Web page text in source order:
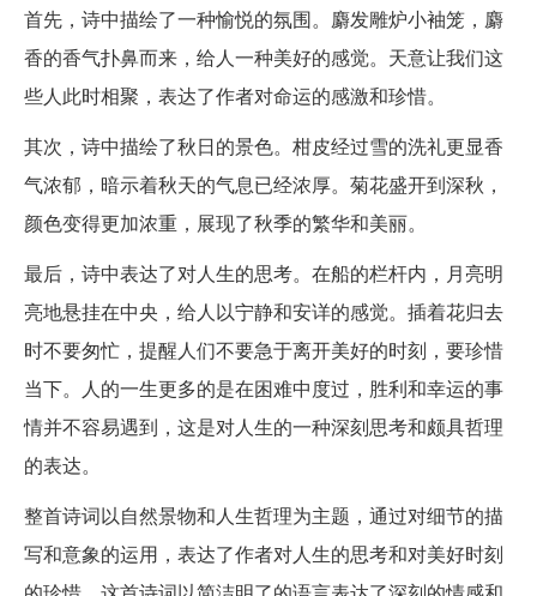
首先，诗中描绘了一种愉悦的氛围。麝发雕炉小袖笼，麝
香的香气扑鼻而来，给人一种美好的感觉。天意让我们这
些人此时相聚，表达了作者对命运的感激和珍惜。
其次，诗中描绘了秋日的景色。柑皮经过雪的洗礼更显香
气浓郁，暗示着秋天的气息已经浓厚。菊花盛开到深秋，
颜色变得更加浓重，展现了秋季的繁华和美丽。
最后，诗中表达了对人生的思考。在船的栏杆内，月亮明
亮地悬挂在中央，给人以宁静和安详的感觉。插着花归去
时不要匆忙，提醒人们不要急于离开美好的时刻，要珍惜
当下。人的一生更多的是在困难中度过，胜利和幸运的事
情并不容易遇到，这是对人生的一种深刻思考和颇具哲理
的表达。
整首诗词以自然景物和人生哲理为主题，通过对细节的描
写和意象的运用，表达了作者对人生的思考和对美好时刻